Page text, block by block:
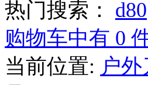
热门搜索： d80
购物车中有 0
当前位置: 户